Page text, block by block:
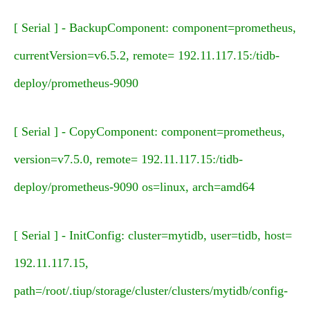
[ Serial ] - BackupComponent: component=prometheus,
currentVersion=v6.5.2, remote= 192.11.117.15:/tidb-
deploy/prometheus-9090
[ Serial ] - CopyComponent: component=prometheus,
version=v7.5.0, remote= 192.11.117.15:/tidb-
deploy/prometheus-9090 os=linux, arch=amd64
[ Serial ] - InitConfig: cluster=mytidb, user=tidb, host=
192.11.117.15,
path=/root/.tiup/storage/cluster/clusters/mytidb/config-